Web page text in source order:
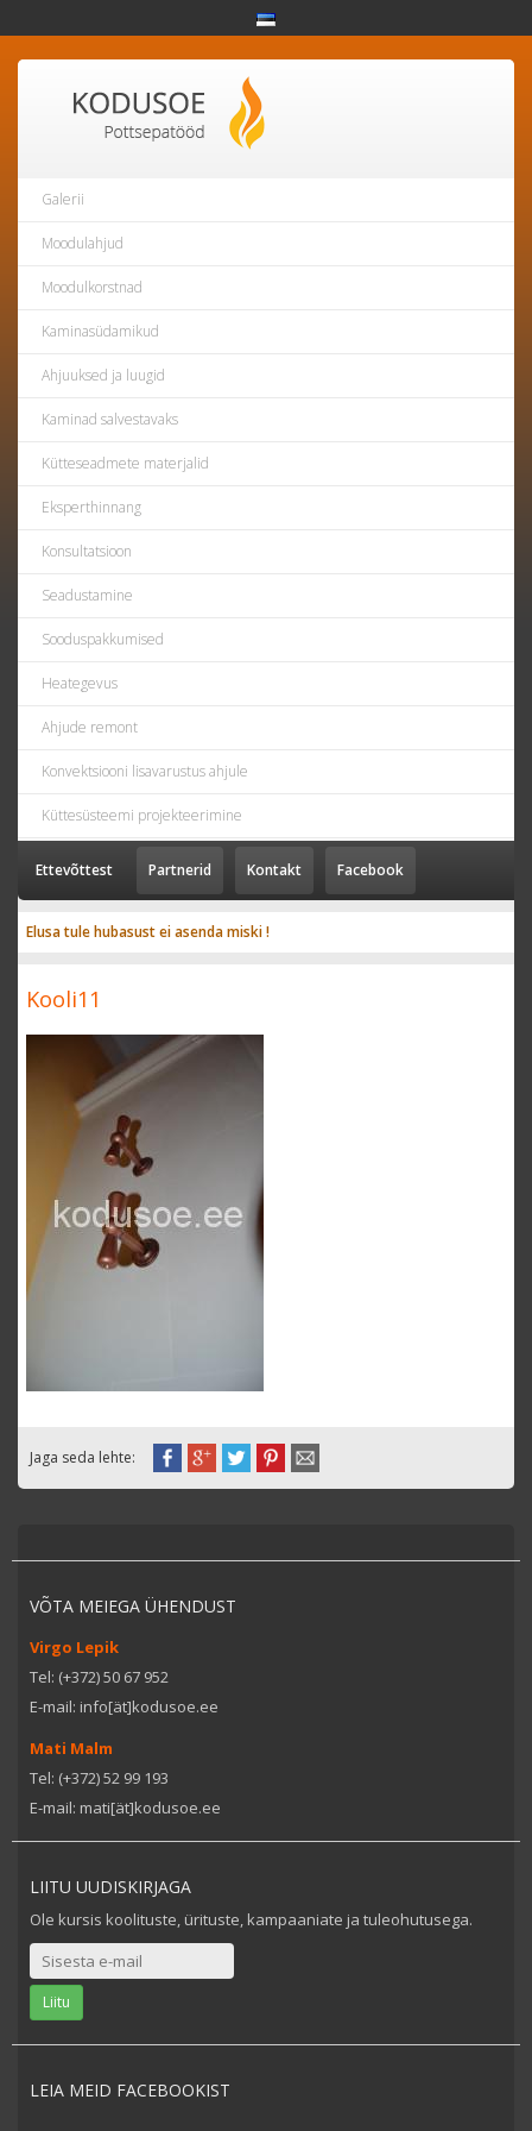
Galerii
Moodulahjud
Moodulkorstnad
Kaminasüdamikud
Ahjuuksed ja luugid
Kaminad salvestavaks
Kütteseadmete materjalid
Eksperthinnang
Konsultatsioon
Seadustamine
Sooduspakkumised
Heategevus
Ahjude remont
Konvektsiooni lisavarustus ahjule
Küttesüsteemi projekteerimine
Ettevõttest Partnerid Kontakt Facebook
Elusa tule hubasust ei asenda miski !
Kooli11
Jaga seda lehte:
VÕTA MEIEGA ÜHENDUST
Virgo Lepik
Tel: (+372) 50 67 952
E-mail: info[ät]kodusoe.ee
Mati Malm
Tel: (+372) 52 99 193
E-mail: mati[ät]kodusoe.ee
LIITU UUDISKIRJAGA
Ole kursis koolituste, ürituste, kampaaniate ja tuleohutusega.
LEIA MEID FACEBOOKIST